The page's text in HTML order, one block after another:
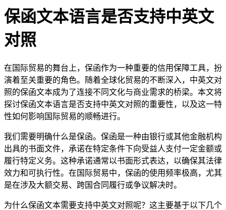
保函文本语言是否支持中英文
对照
在国际贸易的舞台上，保函作为一种重要的信用保障工具，扮
演着至关重要的角色。随着全球化贸易的不断深入，中英文对
照的保函文本成为了连接不同文化与商业需求的桥梁。本文将
探讨保函文本语言是否支持中英文对照的重要性，以及这一特
性如何影响国际贸易的顺畅进行。
我们需要明确什么是保函。保函是一种由银行或其他金融机构
出具的书面文件，承诺在特定条件下向受益人支付一定金额或
履行特定义务。这种承诺通常以书面形式表达，以确保其法律
效力和可执行性。在国际贸易中，保函的使用频率极高，尤其
是在涉及大额交易、跨国合同履行或争议解决时。
为什么保函文本需要支持中英文对照呢？这主要基于以下几个